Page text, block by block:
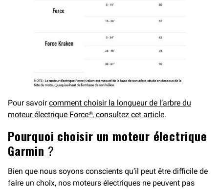
Pour savoircomment choisir la longueur de l’arbre du
moteur électrique Force®, consultez cet article.
Pourquoi choisir un moteur électrique
Garmin ?
Bien que nous soyons conscients qu’il peut être difficile de
faire un choix, nos moteurs électriques ne peuvent pas